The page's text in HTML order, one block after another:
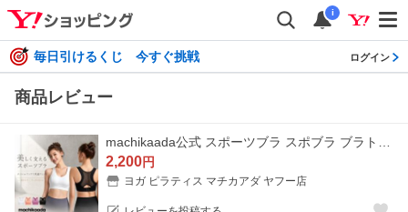
i
毎日引けるくじ 今すぐ挑戦 ログイン
商品レビュー
2,200円
ヨガ ピラティス マチカアダ ヤフー店